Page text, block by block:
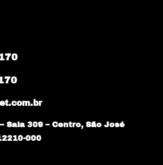
Sala 309 – Centro, São José
000